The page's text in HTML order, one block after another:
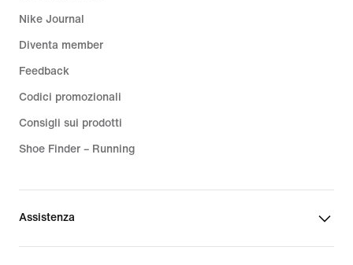
Nike Journal
Diventa member
Feedback
Codici promozionali
Consigli sui prodotti
Shoe Finder – Running
Assistenza